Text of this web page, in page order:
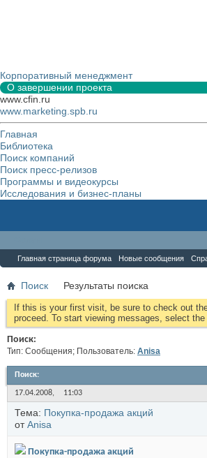
Корпоративный менеджмент
О завершении проекта
www.cfin.ru
www.marketing.spb.ru
Главная
Библиотека
Поиск компаний
Поиск пресс-релизов
Программы и видеокурсы
Исследования и бизнес-планы
Главная страница форума Новые сообщения
Поиск Результаты поиска
If this is your first visit, be sure to check out
proceed. To start viewing messages, select
Поиск:
Тип: Сообщения; Пользователь: Anisa
Поиск:
17.04.2008, 11:03
Тема: Покупка-продажа акций
отAnisa
Покупка-продажа акций